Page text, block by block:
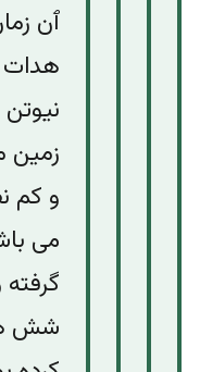
ٱن
هدات
زمین
و کم
می
شش